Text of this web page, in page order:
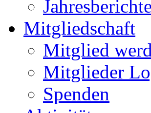
Jahresberichte
Mitgliedschaft
Mitglied
Mitglieder
Spenden